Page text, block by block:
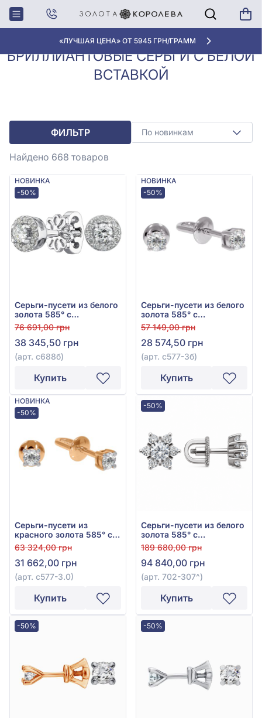
«ЛУЧШАЯ ЦЕНА» ОТ 5945 ГРН/ГРАММ
Главная
Серьги с
бриллиантами
Бриллиантовые серьги с
белой вставкой
БРИЛЛИАНТОВЫЕ СЕРЬГИ С БЕЛОЙ
ВСТАВКОЙ
ФИЛЬТР По новинкам
Найдено 668 товаров
НОВИНКА
-50%
Серьги-пусети из белого
золота 585° с
бриллиантами 0,26ct,
арт. с688б
76 691,00 грн
38 345,50 грн
(арт. с688б)
Купить
НОВИНКА
-50%
Серьги-пусети из белого
золота 585° с
бриллиантами 0,19ct, арт.
с577-3б
57 149,00 грн
28 574,50 грн
(арт. с577-3б)
Купить
НОВИНКА
-50%
Серьги-пусети из
красного золота 585° с
бриллиантами 0,22ct,
арт. с577-3.0
63 324,00 грн
31 662,00 грн
(арт. с577-3.0)
Купить
-50%
Серьги-пусети из белого
золота 585° с
бриллиантом 0,49ct, арт.
702-307
189 680,00 грн
94 840,00 грн
(арт. 702-307^)
Купить
-50% -50%